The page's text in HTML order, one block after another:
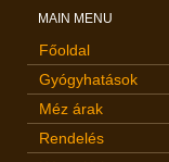
MAIN MENU
Főoldal
Gyógyhatások
Méz árak
Rendelés